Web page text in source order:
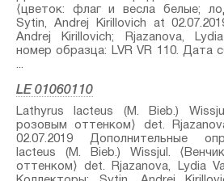
⟨цветок: флаг и весла белые;
Sytin, Andrej Kirillovich at
Andrej Kirillovich; Rjazanova,
номер образца: LVR VR 110. Дата
...
LE 01060110
Lathyrus lacteus (M. Bieb.)
розовым оттенком⟩ det.
02.07.2019 Дополнительные
lacteus (M. Bieb.) Wissjul.⁣
оттенком⟩ det. Rjazanova, Lydia